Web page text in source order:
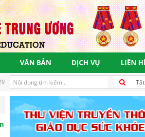
VĂN BẢN DỊCH VỤ LIÊN
góp phần thực hiện mục tiêu phát